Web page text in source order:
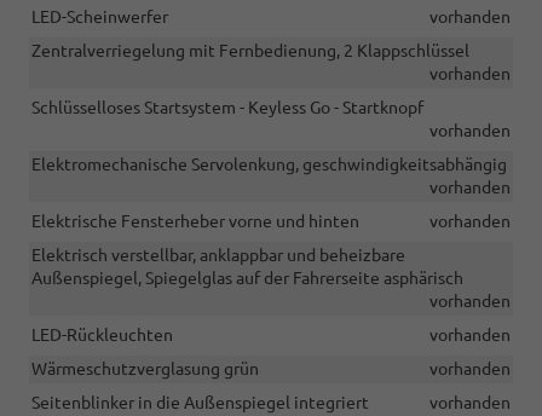
LED-Scheinwerfer
vorhanden
Zentralverriegelung mit Fernbedienung, 2 Klappschlüssel
vorhanden
Schlüsselloses Startsystem - Keyless Go - Startknopf
vorhanden
Elektromechanische Servolenkung, geschwindigkeitsabhängig
vorhanden
Elektrische Fensterheber vorne und hinten
vorhanden
Elektrisch verstellbar, anklappbar und beheizbare
Außenspiegel, Spiegelglas auf der Fahrerseite asphärisch
vorhanden
LED-Rückleuchten
vorhanden
Wärmeschutzverglasung grün
vorhanden
Seitenblinker in die Außenspiegel integriert
vorhanden